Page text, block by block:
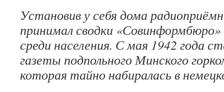
Установив у себя дома
принимал сводки
среди населения. С мая 1942 года
газеты подпольного Минского
которая тайно набиралась в